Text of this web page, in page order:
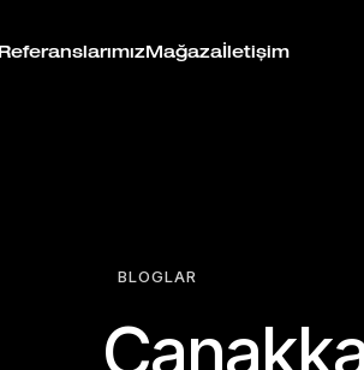
Referanslarımız Mağaza İletişim
BLOGLAR